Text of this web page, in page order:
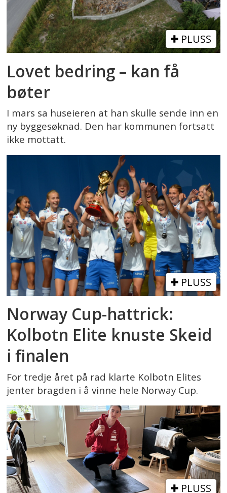
PLUSS
Lovet bedring – kan få
bøter
I mars sa huseieren at han skulle sende inn en
ny byggesøknad. Den har kommunen fortsatt
ikke mottatt.
PLUSS
Norway Cup-hattrick:
Kolbotn Elite knuste Skeid
i finalen
For tredje året på rad klarte Kolbotn Elites
jenter bragden i å vinne hele Norway Cup.
PLUSS